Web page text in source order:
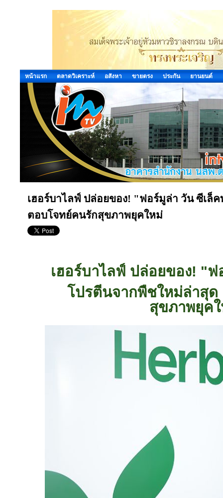
หน้าแรก ตลาดวิเคราะห์ อสังหา ขายตรง ประกัน ยานยนต์
เฮอร์บาไลฟ์ ปล่อยของ! "ฟอร์มูล่า วัน ซีเล็
ตอบโจทย์คนรักสุขภาพยุคใหม่
เฮอร์บาไลฟ์ ปล่อยของ! "
โปรตีนจากพืชใหม่ล่าสุ
สุขภาพยุค